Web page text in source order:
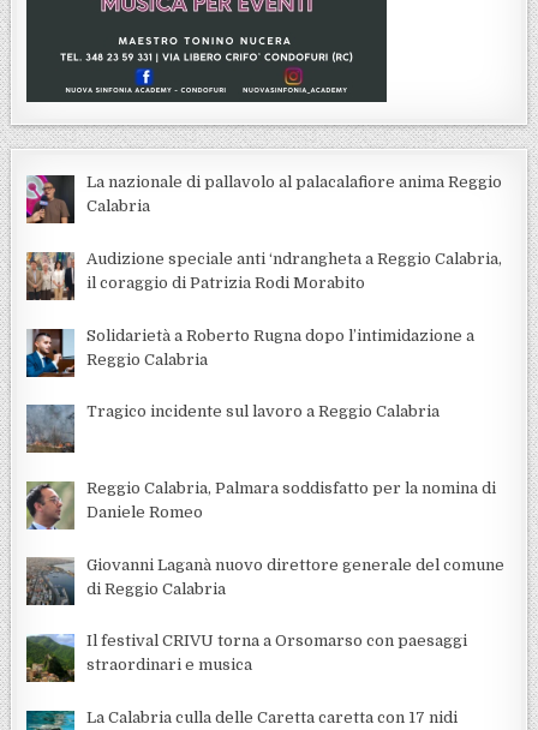
La nazionale di pallavolo al palacalafiore anima Reggio
Calabria
Audizione speciale anti ‘ndrangheta a Reggio Calabria,
il coraggio di Patrizia Rodi Morabito
Solidarietà a Roberto Rugna dopo l’intimidazione a
Reggio Calabria
Tragico incidente sul lavoro a Reggio Calabria
Reggio Calabria, Palmara soddisfatto per la nomina di
Daniele Romeo
Giovanni Laganà nuovo direttore generale del comune
di Reggio Calabria
Il festival CRIVU torna a Orsomarso con paesaggi
straordinari e musica
La Calabria culla delle Caretta caretta con 17 nidi